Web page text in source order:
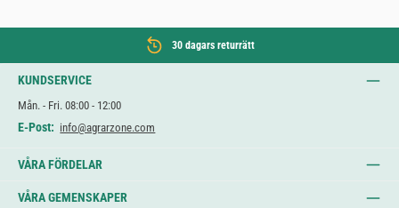
30 dagars returrätt
KUNDSERVICE
Mån. - Fri. 08:00 - 12:00
E-Post: info@agrarzone.com
VÅRA FÖRDELAR
VÅRA GEMENSKAPER